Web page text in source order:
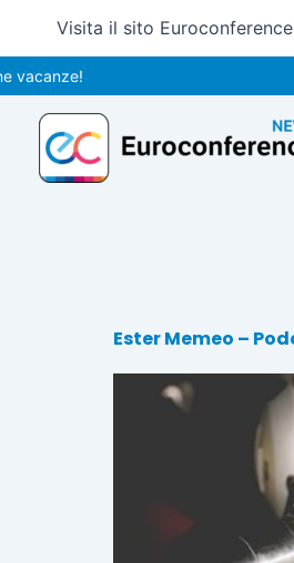
contenuto
Visita il sito
Ester Memeo –